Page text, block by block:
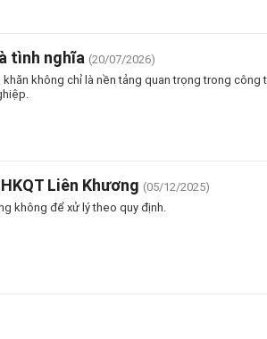
tình nghĩa (20/07/2026)
không chỉ là nền tảng quan trọng trong công
Liên Khương (05/12/2025)
không để xử lý theo quy định.